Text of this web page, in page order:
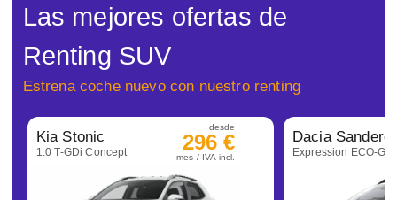
Las mejores ofertas de
Renting SUV
Estrena coche nuevo con nuestro renting
Kia Stonic
1.0 T-GDi Concept
desde
296 €
mes / IVA incl.